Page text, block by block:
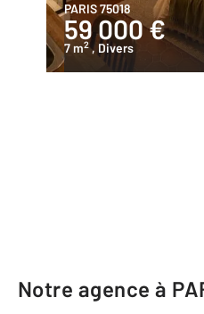
PARIS 75018
59 000 €
7 m2 , Divers
Notre agence à